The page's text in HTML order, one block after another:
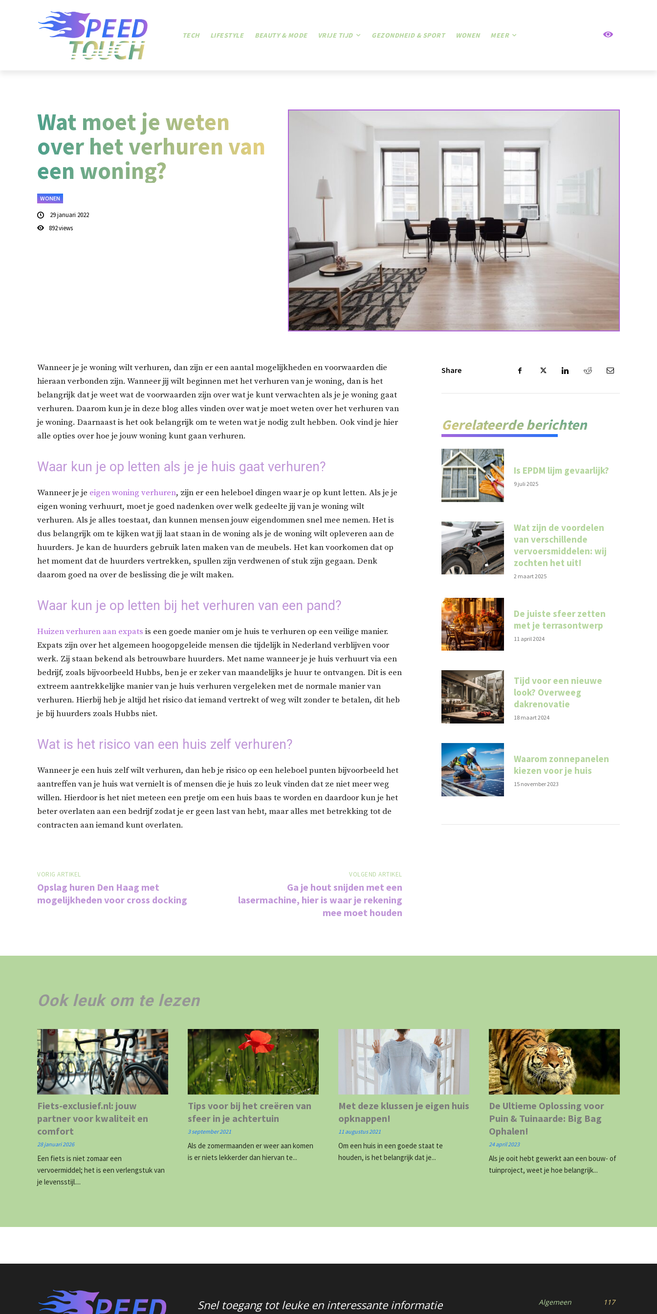
TECH LIFESTYLE BEAUTY & MODE VRIJE TIJD GEZONDHEID & SPORT WONEN MEER
Wat moet je weten
over het verhuren van
een woning?
WONEN
29 januari 2022
892views
Wanneer je je woning wilt verhuren, dan zijn er een aantal mogelijkheden en voorwaarden die
hieraan verbonden zijn. Wanneer jij wilt beginnen met het verhuren van je woning, dan is het
belangrijk dat je weet wat de voorwaarden zijn over wat je kunt verwachten als je je woning gaat
verhuren. Daarom kun je in deze blog alles vinden over wat je moet weten over het verhuren van
je woning. Daarnaast is het ook belangrijk om te weten wat je nodig zult hebben. Ook vind je hier
alle opties over hoe je jouw woning kunt gaan verhuren.
Waar kun je op letten als je je huis gaat verhuren?
Wanneer je je eigen woning verhuren, zijn er een heleboel dingen waar je op kunt letten. Als je je
eigen woning verhuurt, moet je goed nadenken over welk gedeelte jij van je woning wilt
verhuren. Als je alles toestaat, dan kunnen mensen jouw eigendommen snel mee nemen. Het is
dus belangrijk om te kijken wat jij laat staan in de woning als je de woning wilt opleveren aan de
huurders. Je kan de huurders gebruik laten maken van de meubels. Het kan voorkomen dat op
het moment dat de huurders vertrekken, spullen zijn verdwenen of stuk zijn gegaan. Denk
daarom goed na over de beslissing die je wilt maken.
Waar kun je op letten bij het verhuren van een pand?
Huizen verhuren aan expats is een goede manier om je huis te verhuren op een veilige manier.
Expats zijn over het algemeen hoogopgeleide mensen die tijdelijk in Nederland verblijven voor
werk. Zij staan bekend als betrouwbare huurders. Met name wanneer je je huis verhuurt via een
bedrijf, zoals bijvoorbeeld Hubbs, ben je er zeker van maandelijks je huur te ontvangen. Dit is een
extreem aantrekkelijke manier van je huis verhuren vergeleken met de normale manier van
verhuren. Hierbij heb je altijd het risico dat iemand vertrekt of weg wilt zonder te betalen, dit heb
je bij huurders zoals Hubbs niet.
Wat is het risico van een huis zelf verhuren?
Wanneer je een huis zelf wilt verhuren, dan heb je risico op een heleboel punten bijvoorbeeld het
aantreffen van je huis wat vernielt is of mensen die je huis zo leuk vinden dat ze niet meer weg
willen. Hierdoor is het niet meteen een pretje om een huis baas te worden en daardoor kun je het
beter overlaten aan een bedrijf zodat je er geen last van hebt, maar alles met betrekking tot de
contracten aan iemand kunt overlaten.
VORIG ARTIKEL
Opslag huren Den Haag met
mogelijkheden voor cross docking
VOLGEND ARTIKEL
Ga je hout snijden met een
lasermachine, hier is waar je rekening
mee moet houden
Share
Gerelateerde berichten
Is EPDM lijm gevaarlijk?
9 juli 2025
Wat zijn de voordelen
van verschillende
vervoersmiddelen: wij
zochten het uit!
2 maart 2025
De juiste sfeer zetten
met je terrasontwerp
11 april 2024
Tijd voor een nieuwe
look? Overweeg
dakrenovatie
18 maart 2024
Waarom zonnepanelen
kiezen voor je huis
15 november 2023
Ook leuk om te lezen
Fiets-exclusief.nl: jouw
partner voor kwaliteit en
comfort
28 januari 2026
Een fiets is niet zomaar een
vervoermiddel; het is een verlengstuk van
je levensstijl....
Tips voor bij het creëren van
sfeer in je achtertuin
3 september 2021
Als de zomermaanden er weer aan komen
is er niets lekkerder dan hiervan te...
Met deze klussen je eigen huis
opknappen!
11 augustus 2021
Om een huis in een goede staat te
houden, is het belangrijk dat je...
De Ultieme Oplossing voor
Puin & Tuinaarde: Big Bag
Ophalen!
24 april 2023
Als je ooit hebt gewerkt aan een bouw- of
tuinproject, weet je hoe belangrijk...
Snel toegang tot leuke en interessante informatie Algemeen
117